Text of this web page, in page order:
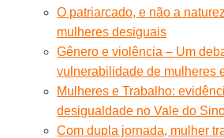
O patriarcado, e não a
mulheres desiguais
Gênero e violência – Um
vulnerabilidade de mulheres
Mulheres e Trabalho:
desigualdade no Vale do
Com dupla jornada, mulher